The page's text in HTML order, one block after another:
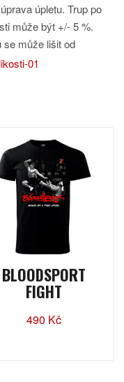
úpletu. Trup po
může být +/- 5 %.
může lišit od
BLOODSPORT
FIGHT
490 Kč